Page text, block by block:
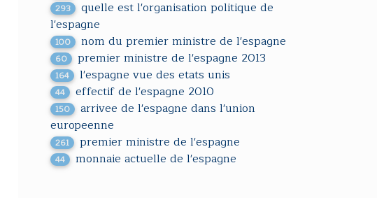
293
quelle est l'organisation politique de
l'espagne
100 nom du premier ministre de l'espagne
60 premier ministre de l'espagne 2013
164 l'espagne vue des etats unis
44 effectif de l'espagne 2010
150
arrivee de l'espagne dans l'union
europeenne
261 premier ministre de l'espagne
44 monnaie actuelle de l'espagne